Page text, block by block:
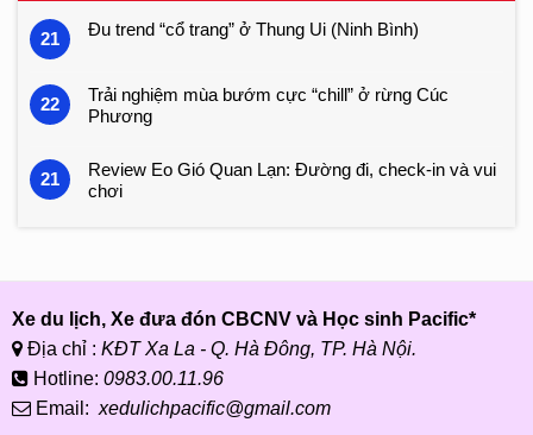
21 Đu trend “cổ trang” ở Thung Ui (Ninh Bình)
22
Trải nghiệm mùa bướm cực “chill” ở rừng Cúc
Phương
21
Review Eo Gió Quan Lạn: Đường đi, check-in và vui
chơi
Xe du lịch, Xe đưa đón CBCNV và Học sinh Pacific*
Địa chỉ : KĐT Xa La - Q. Hà Đông, TP. Hà Nội.
Hotline: 0983.00.11.96
Email: xedulichpacific@gmail.com